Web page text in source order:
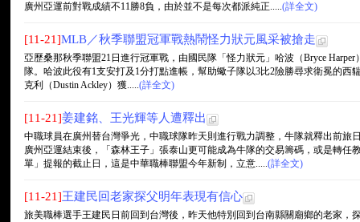
廣州亞運前對戰成績不11勝8負，由於並不是每次都派純正.....(詳全文)
[11-21]MLB／秋季聯盟冠軍戰熱鬧怪力狀元風采被搶走
亞歷桑那秋季聯盟21日進行冠軍戰，由國民隊「怪力狀元」哈波（Bryce
隊。哈波此役有1支安打及1分打點進帳，幫助蠍子隊以3比2險勝尋求衛冕的
克利（Dustin Ackley）獲.....(詳全文)
[11-21]姜建銘、王光輝等人遭釋出
中職球員在廣州替台灣爭光，中職球隊昨天則進行戰力調整，牛隊就釋出前旅
廣州亞運結束後，「森林王子」張泰山更可能成為牛隊的交易籌碼，或是轉任
單」提報的截止日，這是中華職棒聯盟今年新制，立意.....(詳全文)
[11-21]王建民回老家探父明年表現有信心
旅美職棒選手王建民日前回到台灣後，昨天他特別回到台南縣關廟鄉的老家，